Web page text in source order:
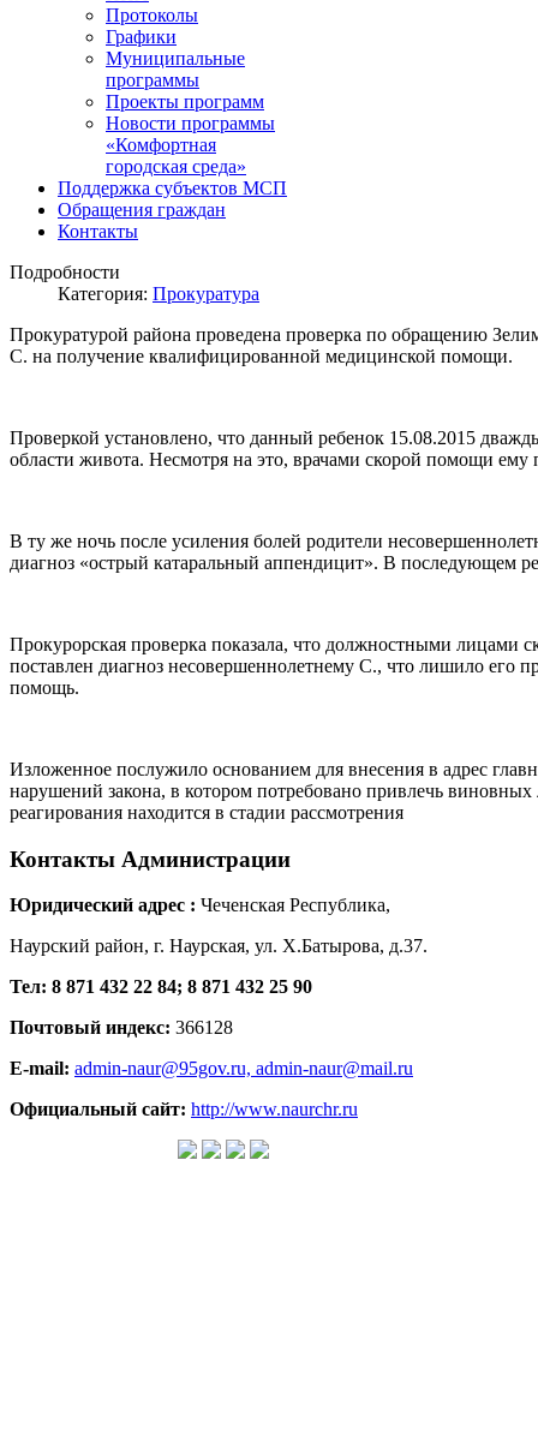
Протоколы
Графики
Муниципальные
программы
Проекты программ
Новости программы
«Комфортная
городская среда»
Поддержка субъектов МСП
Обращения граждан
Контакты
Подробности
Категория: Прокуратура
Прокуратурой района проведена проверка по обращению
С. на получение квалифицированной медицинской помощи.
Проверкой установлено, что данный ребенок 15.08.2015
области живота. Несмотря на это, врачами скорой помощи ему
В ту же ночь после усиления болей родители
диагноз «острый катаральный аппендицит». В последующем
Прокурорская проверка показала, что должностными
поставлен диагноз несовершеннолетнему С., что лишило
помощь.
Изложенное послужило основанием для внесения в адрес
нарушений закона, в котором потребовано привлечь
реагирования находится в стадии рассмотрения
Контакты Администрации
Юридический адрес : Чеченская Республика,
Наурский район, г. Наурская, ул. Х.Батырова, д.37.
Тел: 8 871 432 22 84; 8 871 432 25 90
Почтовый индекс: 366128
E-mail: admin-naur@95gov.ru, admin-naur@mail.ru
Официальный сайт: http://www.naurchr.ru